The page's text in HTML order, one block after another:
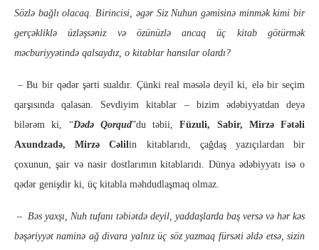
Sözlə bağlı olacaq. Birincisi, əgər Siz Nuhun gəmisinə minmək kimi bir
gerçəkliklə üzləşsəniz və özünüzlə ancaq üç kitab götürmək
məcburiyyətində qalsaydız, o kitablar hansılar olardı?
– Bu bir qədər şərti sualdır. Çünki real məsələ deyil ki, elə bir seçim
qarşısında qalasan. Sevdiyim kitablar – bizim ədəbiyyatdan deyə
bilərəm ki, “Dədə Qorqud”du təbii,Füzuli, Sabir, Mirzə Fətəli
Axundzadə, Mirzə Cəlilin kitablarıdı, çağdaş yazıçılardan bir
çoxunun, şair və nasir dostlarımın kitablarıdı. Dünya ədəbiyyatı isə o
qədər genişdir ki, üç kitabla məhdudlaşmaq olmaz.
– Bəs yaxşı, Nuh tufanı təbiətdə deyil, yaddaşlarda baş versə və hər kəs
bəşəriyyət naminə ağ divara yalnız üç söz yazmaq fürsəti əldə etsə, sizin